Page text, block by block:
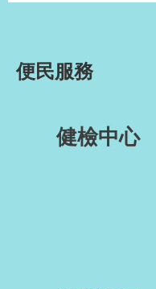
便民服務
健檢中心